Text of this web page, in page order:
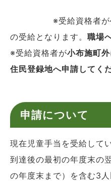
※受給資格者が
の受給となります。 職場
※受給資格者が小布施町外
住民登録地へ申請してく
申請について
現在児童手当を受給して
到達後の最初の年度末の
の年度末まで）を含む3